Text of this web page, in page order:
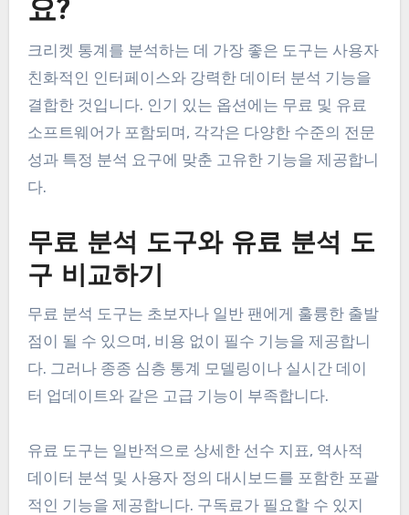
요?
크리켓 통계를 분석하는 데 가장 좋은 도구는 사용자
친화적인 인터페이스와 강력한 데이터 분석 기능을
결합한 것입니다. 인기 있는 옵션에는 무료 및 유료
소프트웨어가 포함되며, 각각은 다양한 수준의 전문
성과 특정 분석 요구에 맞춘 고유한 기능을 제공합니
다.
무료 분석 도구와 유료 분석 도
구 비교하기
무료 분석 도구는 초보자나 일반 팬에게 훌륭한 출발
점이 될 수 있으며, 비용 없이 필수 기능을 제공합니
다. 그러나 종종 심층 통계 모델링이나 실시간 데이
터 업데이트와 같은 고급 기능이 부족합니다.
유료 도구는 일반적으로 상세한 선수 지표, 역사적
데이터 분석 및 사용자 정의 대시보드를 포함한 포괄
적인 기능을 제공합니다. 구독료가 필요할 수 있지